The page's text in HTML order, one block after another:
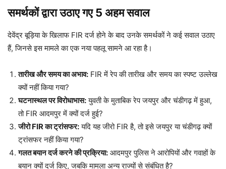
समर्थकों द्वारा उठाए गए 5 अहम सवाल
देवेंद्र बूड़िया के खिलाफ FIR दर्ज होने के बाद उनके समर्थकों ने कई सवाल उठाए
हैं, जिनसे इस मामले का एक नया पहलू सामने आ रहा है।
तारीख और समय का अभाव: FIR में रेप की तारीख और समय का स्पष्ट उल्लेख
क्यों नहीं किया गया?
घटनास्थल पर विरोधाभास:युवती के मुताबिक रेप जयपुर और चंडीगढ़ में हुआ,
तो FIR आदमपुर में क्यों दर्ज हुई?
जीरो FIR का ट्रांसफर:यदि यह जीरो FIR है, तो इसे जयपुर या चंडीगढ़ क्यों
ट्रांसफर नहीं किया गया?
गलत बयान दर्ज करने की प्रक्रिया: आदमपुर पुलिस ने आरोपियों और गवाहों के
बयान क्यों दर्ज किए, जबकि मामला अन्य राज्यों से संबंधित है?